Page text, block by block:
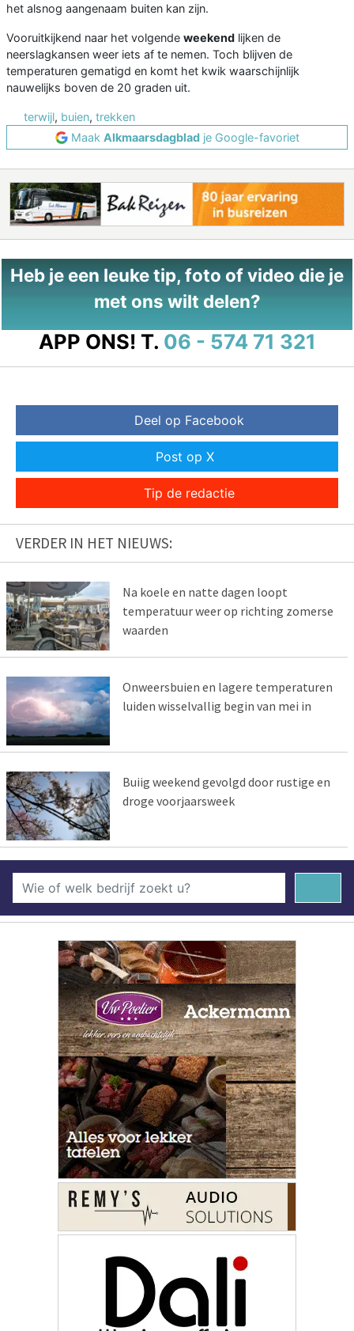
het alsnog aangenaam buiten kan zijn.
Vooruitkijkend naar het volgende weekend lijken de
neerslagkansen weer iets af te nemen. Toch blijven de
temperaturen gematigd en komt het kwik waarschijnlijk
nauwelijks boven de 20 graden uit.
terwijl, buien, trekken
Maak Alkmaarsdagbladje Google-favoriet
Heb je een leuke tip, foto of video die je
met ons wilt delen?
APP ONS! T. 06 - 574 71 321
Deel op Facebook
Post op X
Tip de redactie
VERDER IN HET NIEUWS:
Na koele en natte dagen loopt
temperatuur weer op richting zomerse
waarden
Onweersbuien en lagere temperaturen
luiden wisselvallig begin van mei in
Buiig weekend gevolgd door rustige en
droge voorjaarsweek